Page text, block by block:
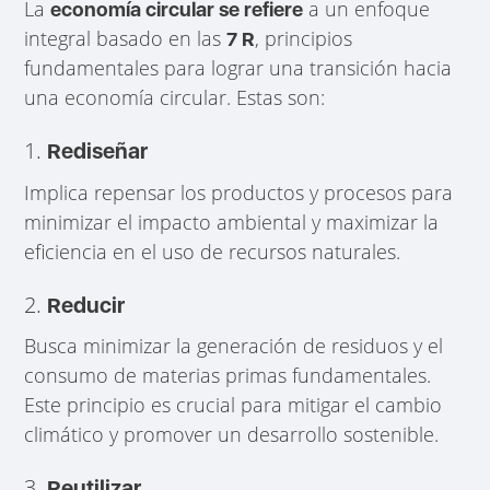
Laeconomía circular se refiere a un enfoque
integral basado en las7 R, principios
fundamentales para lograr una transición hacia
una economía circular. Estas son:
1. Rediseñar
Implica repensar los productos y procesos para
minimizar el impacto ambiental y maximizar la
eficiencia en el uso de recursos naturales.
2. Reducir
Busca minimizar la generación de residuos y el
consumo de materias primas fundamentales.
Este principio es crucial para mitigar el cambio
climático y promover un desarrollo sostenible.